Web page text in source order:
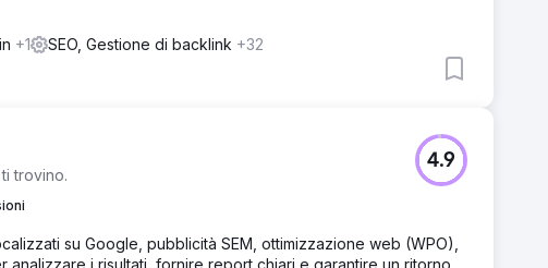
+1 SEO, Gestione di backlink +32
trovino.
4.9
su Google, pubblicità SEM, ottimizzazione web (WPO),
i risultati, fornire report chiari e garantire un ritorno